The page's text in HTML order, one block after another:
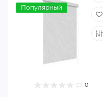
Популярный
0